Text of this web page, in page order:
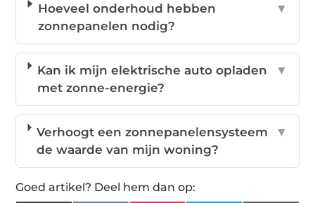
Hoeveel onderhoud hebben
zonnepanelen nodig?
▼
Kan ik mijn elektrische auto opladen
met zonne-energie?
▼
Verhoogt een zonnepanelensysteem
de waarde van mijn woning?
▼
Goed artikel? Deel hem dan op: